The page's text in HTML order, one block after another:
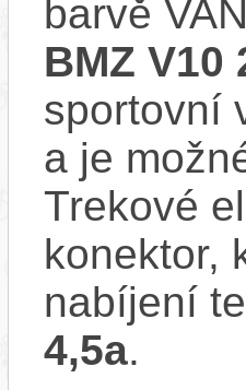
barvě
BMZ V10
sportovní
a je
Trekové
konektor,
nabíjení
4,5a.